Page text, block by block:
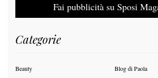
Fai pubblicità su Sposi
Categorie
Beauty Blog di Paola